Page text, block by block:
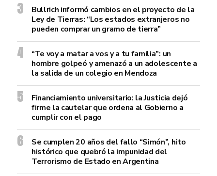
Bullrich informó cambios en el proyecto de la
Ley de Tierras: “Los estados extranjeros no
pueden comprar un gramo de tierra”
“Te voy a matar a vos y a tu familia”: un
hombre golpeó y amenazó a un adolescente a
la salida de un colegio en Mendoza
Financiamiento universitario: la Justicia dejó
firme la cautelar que ordena al Gobierno a
cumplir con el pago
Se cumplen 20 años del fallo “Simón”, hito
histórico que quebró la impunidad del
Terrorismo de Estado en Argentina